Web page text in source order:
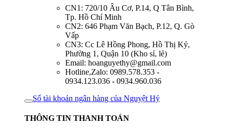
CN1: 720/10 Âu Cơ, P.14, Q Tân Bình,
Tp. Hồ Chí Minh
CN2: 646 Phạm Văn Bạch, P.12, Q. Gò
Vấp
CN3: Cc Lê Hồng Phong, Hồ Thị Kỷ,
Phường 1, Quận 10 (Kho sỉ, lẻ)
Email: hoanguyethy@gmail.com
Hotline,Zalo: 0989.578.353 -
0934.123.036 - 0934.960.036
Số tài khoản ngân hàng của Nguyệt Hỷ
THÔNG TIN THANH TOÁN